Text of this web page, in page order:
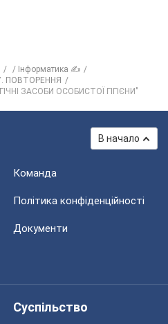
Інформатика ✍
ПОВТОРЕННЯ
ЗАСОБИ ОСОБИСТОЇ ГІГІЄНИ"
В начало
Команда
Політика конфіденційності
Документи
Суспільство